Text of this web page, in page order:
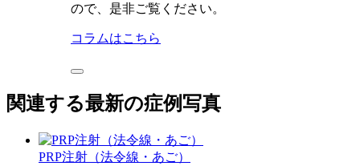
ので、是非ご覧ください。
コラムはこちら
関連する最新の症例写真
PRP注射（法令線・あご）